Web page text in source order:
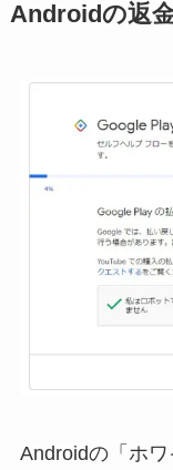
Androidの返
Androidの「ホ